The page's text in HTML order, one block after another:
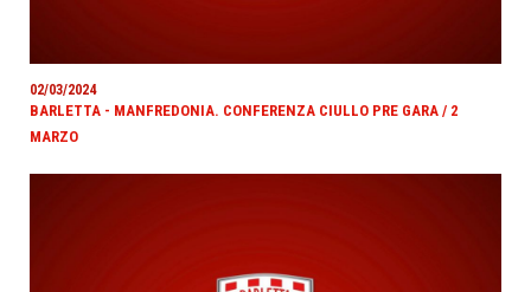
02/03/2024
BARLETTA - MANFREDONIA. CONFERENZA CIULLO PRE GARA / 2
MARZO